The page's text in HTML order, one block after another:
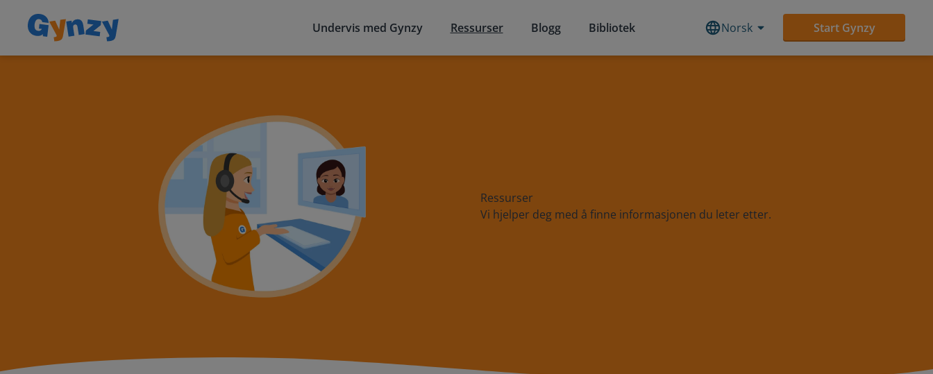
Undervis med Gynzy Ressurser Blogg Bibliotek Norsk Start Gynzy
Ressurser
Vi hjelper deg med å finne informasjonen du leter etter.